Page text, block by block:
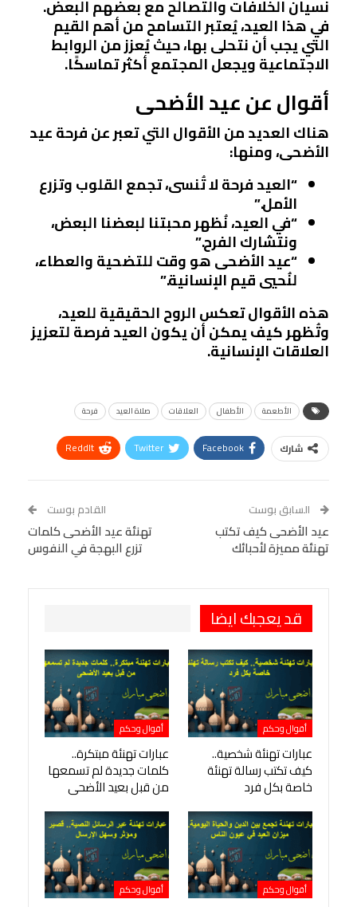
نسيان الخلافات والتصالح مع بعضهم البعض.
في هذا العيد، يُعتبر التسامح من أهم القيم
التي يجب أن نتحلى بها، حيث يُعزز من الروابط
الاجتماعية ويجعل المجتمع أكثر تماسكًا.
أقوال عن عيد الأضحى
هناك العديد من الأقوال التي تعبر عن فرحة عيد
الأضحى، ومنها:
“العيد فرحة لا تُنسى، تجمع القلوب وتزرع
الأمل.”
“في العيد، نُظهر محبتنا لبعضنا البعض،
ونتشارك الفرح.”
“عيد الأضحى هو وقت للتضحية والعطاء،
لنُحيي قيم الإنسانية.”
هذه الأقوال تعكس الروح الحقيقية للعيد،
وتُظهر كيف يمكن أن يكون العيد فرصة لتعزيز
العلاقات الإنسانية.
الأطعمة الأطفال العلاقات صلاة العيد فرحة
شارك Facebook
Twitter
ReddIt
Tumblr
البريد الإلكتروني
StumbleUpon
VK
Digg
LINE
BlackBerry
Viber
السابق بوست
عيد الأضحى كيف تكتب
تهنئة مميزة لأحبائك
القادم بوست
تهنئة عيد الأضحى كلمات
تزرع البهجة في النفوس
قد يعجبك ايضا
أقوال وحكم
عبارات تهنئة شخصية..
كيف تكتب رسالة تهنئة
خاصة بكل فرد
أقوال وحكم
عبارات تهنئة مبتكرة..
كلمات جديدة لم تسمعها
من قبل بعيد الأضحى
أقوال وحكم أقوال وحكم